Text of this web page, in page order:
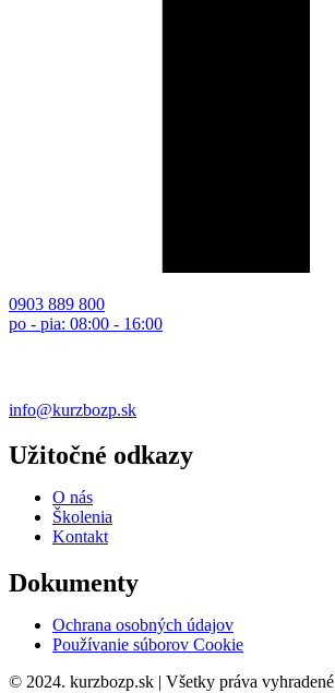
0903 889 800
po - pia: 08:00 - 16:00
info@kurzbozp.sk
Užitočné odkazy
O nás
Školenia
Kontakt
Dokumenty
Ochrana osobných údajov
Používanie súborov Cookie
© 2024. kurzbozp.sk | Všetky práva vyhradené